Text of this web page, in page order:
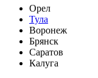
Орел
Тула
Воронеж
Брянск
Саратов
Калуга